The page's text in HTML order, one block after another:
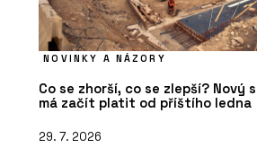
NOVINKY A NÁZORY
Co se zhorší, co se zlepší? Nový
má začít platit od příštího ledna
29. 7. 2026